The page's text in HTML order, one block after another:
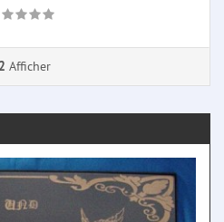
Afficher